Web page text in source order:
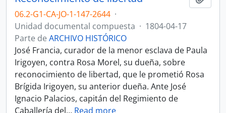
06.2-G1-CA-JO-1-147-2644 ·
Unidad documental compuesta · 1804-04-17
Parte de ARCHIVO HISTÓRICO
José Francia, curador de la menor esclava de Paula
Irigoyen, contra Rosa Morel, su dueña, sobre
reconocimiento de libertad, que le prometió Rosa
Brígida Irigoyen, su anterior dueña. Ante José
Ignacio Palacios, capitán del Regimiento de
Caballería del… Read more